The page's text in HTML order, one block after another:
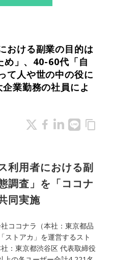
おける副業の目的は
め」、40-60代「自
て人や世の中の役に
業勤務の社員によ
content_copy
利用者における副
調査」を「ココナ
同実施
ココナラ（本社：東京都品
ストアカ」を運営するスト
：東京都渋谷区 代表取締役